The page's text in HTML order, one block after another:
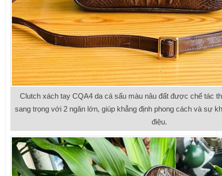
Clutch xách tay CQA4 da cá sấu màu nâu đất được chế tác
sang trọng với 2 ngăn lớn, giúp khẳng định phong cách và sự
điệu.